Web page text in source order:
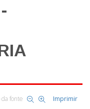
fonte Imprimir